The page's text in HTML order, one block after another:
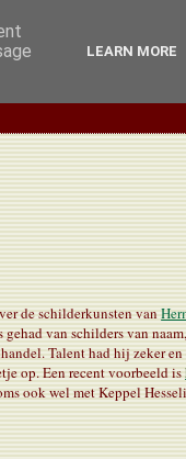
de schilderkunsten van
van schilders van
Talent had hij zeker
op. Een recent voorbeeld is
ook wel met Keppel
LEARN MORE